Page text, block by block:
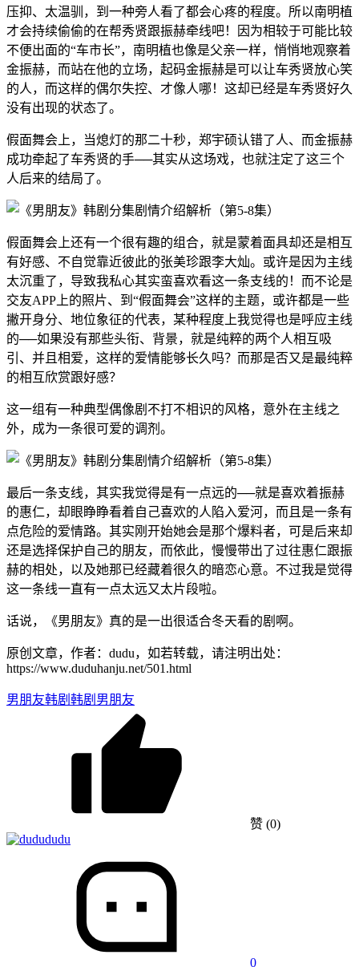
压抑、太温驯，到一种旁人看了都会心疼的程度。所以南明植
才会持续偷偷的在帮秀贤跟振赫牵线吧！因为相较于可能比较
不便出面的“车市长”，南明植也像是父亲一样，悄悄地观察着
金振赫，而站在他的立场，起码金振赫是可以让车秀贤放心笑
的人，而这样的偶尔失控、才像人哪！这却已经是车秀贤好久
没有出现的状态了。
假面舞会上，当熄灯的那二十秒，郑宇硕认错了人、而金振赫
成功牵起了车秀贤的手──其实从这场戏，也就注定了这三个
人后来的结局了。
假面舞会上还有一个很有趣的组合，就是蒙着面具却还是相互
有好感、不自觉靠近彼此的张美珍跟李大灿。或许是因为主线
太沉重了，导致我私心其实蛮喜欢看这一条支线的！而不论是
交友APP上的照片、到“假面舞会”这样的主题，或许都是一些
撇开身分、地位象征的代表，某种程度上我觉得也是呼应主线
的──如果没有那些头衔、背景，就是纯粹的两个人相互吸
引、并且相爱，这样的爱情能够长久吗？而那是否又是最纯粹
的相互欣赏跟好感？
这一组有一种典型偶像剧不打不相识的风格，意外在主线之
外，成为一条很可爱的调剂。
最后一条支线，其实我觉得是有一点远的──就是喜欢着振赫
的惠仁，却眼睁睁看着自己喜欢的人陷入爱河，而且是一条有
点危险的爱情路。其实刚开始她会是那个爆料者，可是后来却
还是选择保护自己的朋友，而依此，慢慢带出了过往惠仁跟振
赫的相处，以及她那已经藏着很久的暗恋心意。不过我是觉得
这一条线一直有一点太远又太片段啦。
话说，《男朋友》真的是一出很适合冬天看的剧啊。
原创文章，作者：dudu，如若转载，请注明出处：
https://www.duduhanju.net/501.html
男朋友韩剧 韩剧男朋友
赞 (0)
dudu
0